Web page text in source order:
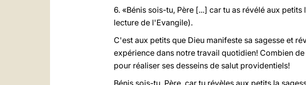
6. «Bénis sois-tu, Père [...] car tu as révélé aux
lecture de l'Evangile).
C'est aux petits que Dieu manifeste sa sagesse et
expérience dans notre travail quotidien! Combien
pour réaliser ses desseins de salut providentiels!
Bénis sois-tu, Père, car tu révèles aux petits la